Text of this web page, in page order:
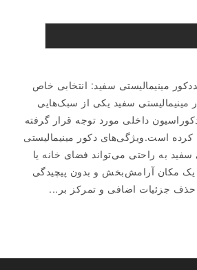
مینیمالیستی سفید: انتخابی خاص
مینیمالیستی سفید یکی از سبک‌هایی
داخلی مورد توجه قرار گرفته
کرده است.ویژگی‌های دکور مینیمالیستی
سفید به راحتی می‌تواند فضای خانه یا
مکان آرامش‌بخش و بدون پیچیدگی
حذف جزئیات اضافی و تمرکز بر...